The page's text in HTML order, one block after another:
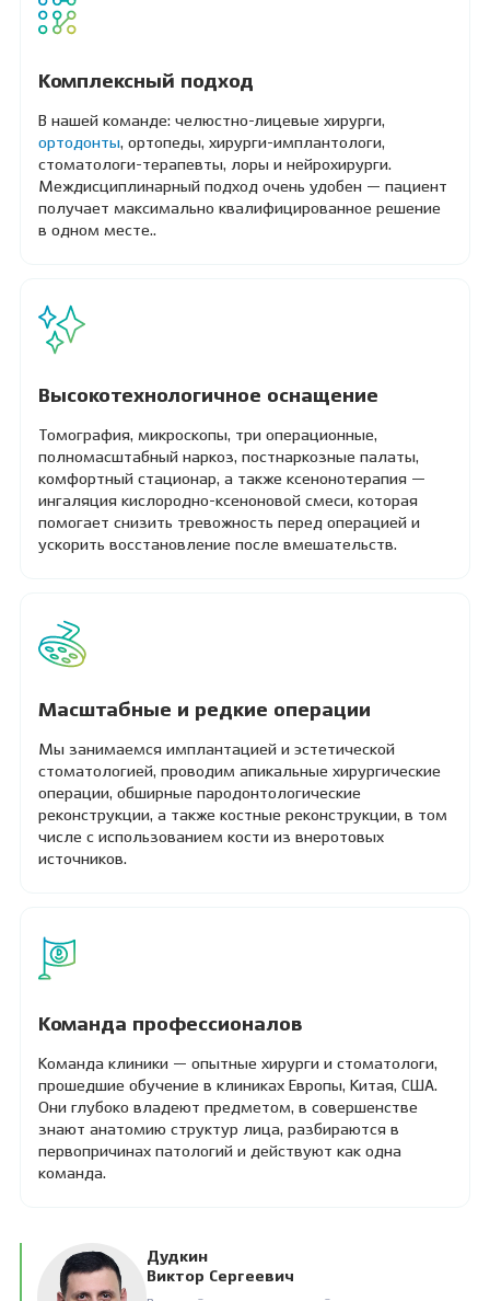
Комплексный подход
В нашей команде: челюстно-лицевые хирурги,
ортодонты, ортопеды, хирурги-имплантологи,
стоматологи-терапевты, лоры и нейрохирурги.
Междисциплинарный подход очень удобен — пациент
получает максимально квалифицированное решение
в одном месте..
Высокотехнологичное оснащение
Томография, микроскопы, три операционные,
полномасштабный наркоз, постнаркозные палаты,
комфортный стационар, а также ксенонотерапия —
ингаляция кислородно-ксеноновой смеси, которая
помогает снизить тревожность перед операцией и
ускорить восстановление после вмешательств.
Масштабные и редкие операции
Мы занимаемся имплантацией и эстетической
стоматологией, проводим апикальные хирургические
операции, обширные пародонтологические
реконструкции, а также костные реконструкции, в том
числе с использованием кости из внеротовых
источников.
Команда профессионалов
Команда клиники — опытные хирурги и стоматологи,
прошедшие обучение в клиниках Европы, Китая, США.
Они глубоко владеют предметом, в совершенстве
знают анатомию структур лица, разбираются в
первопричинах патологий и действуют как одна
команда.
Дудкин
Виктор Сергеевич